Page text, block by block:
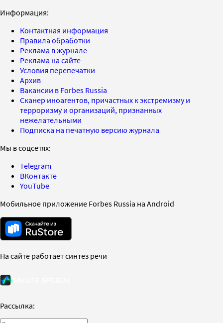
Информация:
Контактная информация
Правила обработки
Реклама в журнале
Реклама на сайте
Условия перепечатки
Архив
Вакансии в Forbes Russia
Сканер иноагентов, причастных к экстремизму и
терроризму и организаций, признанных
нежелательными
Подписка на печатную версию журнала
Мы в соцсетях:
Telegram
ВКонтакте
YouTube
Мобильное приложение Forbes Russia на Android
На сайте работает синтез речи
Рассылка: